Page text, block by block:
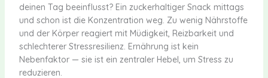
deinen Tag beeinflusst? Ein zuckerhaltiger Snack mittags
und schon ist die Konzentration weg. Zu wenig Nährstoffe
und der Körper reagiert mit Müdigkeit, Reizbarkeit und
schlechterer Stressresilienz. Ernährung ist kein
Nebenfaktor — sie ist ein zentraler Hebel, um Stress zu
reduzieren.